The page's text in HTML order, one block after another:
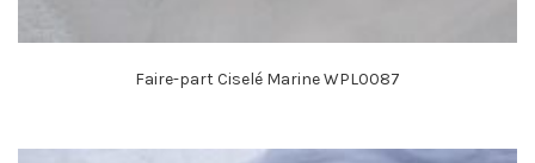
Faire-part Ciselé Marine WPL0087